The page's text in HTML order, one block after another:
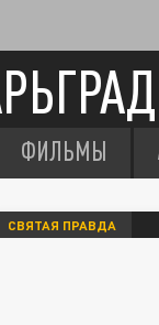
ФИЛЬМЫ
СВЯТАЯ ПРАВДА